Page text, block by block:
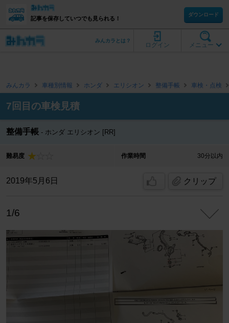
記事を保存していつでも見られる！
ダウンロード
メニュー
ログイン
みんカラとは？
みんカラ 車種別情報 ホンダ エリシオン 整備手帳 車検・点検
7回目の車検見積
整備手帳 ホンダ エリシオン [RR]
難易度 作業時間 30分以内
2019年5月6日 クリップ
1/6